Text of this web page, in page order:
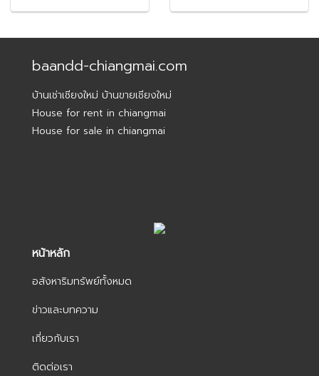
baandd-chiangmai.com
บ้านเช่าเชียงใหม่ บ้านขายเชียงใหม่
House for rent in chiangmai
House for sale in chiangmai
หน้าหลัก
อสังหาริมทรัพย์ทั้งหมด
ข่าวและบทความ
เกี่ยวกับเรา
ติดต่อเรา